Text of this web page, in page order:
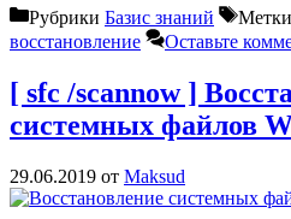
Рубрики Базис знаний Метки
восстановление
Оставьте
[ sfc /scannow ]
системных файлов
29.06.2019 от Maksud